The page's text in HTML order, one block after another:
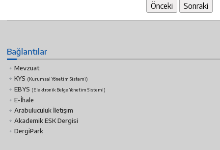
Önceki Sonraki
Bağlantılar
Mevzuat
KYS (Kurumsal Yönetim Sistemi)
EBYS (Elektronik Belge Yönetim Sistemi)
E-İhale
Arabuluculuk İletişim
Akademik ESK Dergisi
DergiPark